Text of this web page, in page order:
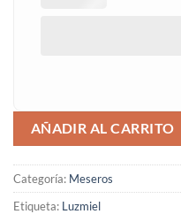
AÑADIR AL CARRITO
Categoría: Meseros
Etiqueta: Luzmiel